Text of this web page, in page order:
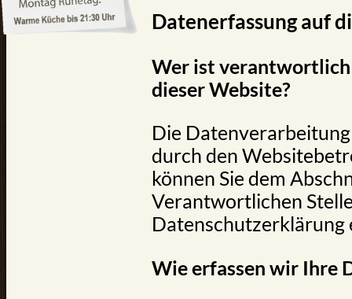
Datenerfassung auf
Wer ist
dieser Website?
Die
durch den
können Sie dem
Verantwortlichen
Datenschutzerklärung
Wie erfassen wir Ihre